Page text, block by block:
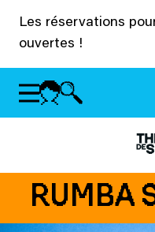
Les réservations
ouvertes !
RUMBA